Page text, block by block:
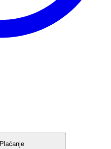
Plaćanje